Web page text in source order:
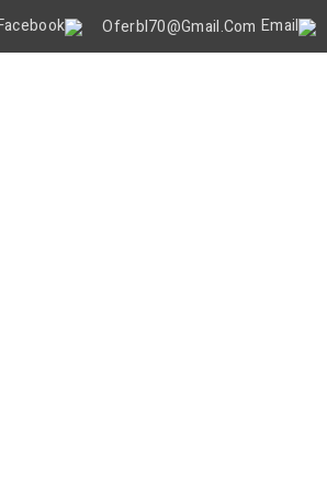
Oferbl70@gmail.Com